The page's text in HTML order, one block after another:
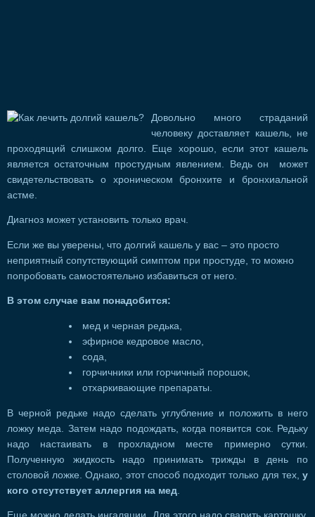
Довольно много страданий
человеку доставляет кашель, не
проходящий слишком долго. Еще хорошо, если этот кашель
является остаточным простудным явлением. Ведь он может
свидетельствовать о хроническом бронхите и бронхиальной
астме.
Диагноз может установить только врач.
Если же вы уверены, что долгий кашель у вас – это просто
неприятный сопутствующий симптом при простуде, то можно
попробовать самостоятельно избавиться от него.
В этом случае вам понадобится:
мед и черная редька,
эфирное кедровое масло,
сода,
горчичники или горчичный порошок,
отхаркивающие препараты.
В черной редьке надо сделать углубление и положить в него
ложку меда. Затем надо подождать, когда появится сок. Редьку
надо настаивать в прохладном месте примерно сутки.
Полученную жидкость надо принимать трижды в день по
столовой ложке. Однако, этот способ подходит только для тех, у
кого отсутствует аллергия на мед